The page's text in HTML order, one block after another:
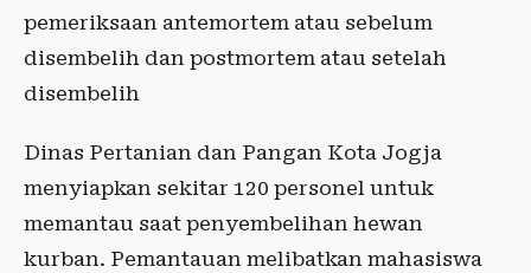
pemeriksaan antemortem atau sebelum
disembelih dan postmortem atau setelah
disembelih
Dinas Pertanian dan Pangan Kota Jogja
menyiapkan sekitar 120 personel untuk
memantau saat penyembelihan hewan
kurban. Pemantauan melibatkan mahasiswa